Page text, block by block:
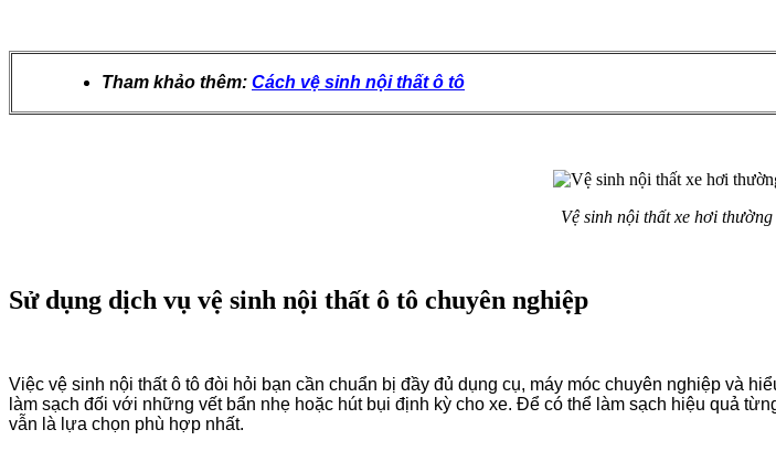
Tham khảo thêm: Cách vệ sinh nội thất ô tô
Vệ sinh nội thất xe hơi
Sử dụng dịch vụ vệ sinh nội thất ô tô chuyên nghiệp
Việc vệ sinh nội thất ô tô đòi hỏi bạn cần chuẩn bị đầy đủ dụng cụ, máy móc chuyên nghiệp và
làm sạch đối với những vết bẩn nhẹ hoặc hút bụi định kỳ cho xe. Để có thể làm sạch hiệu quả
vẫn là lựa chọn phù hợp nhất.